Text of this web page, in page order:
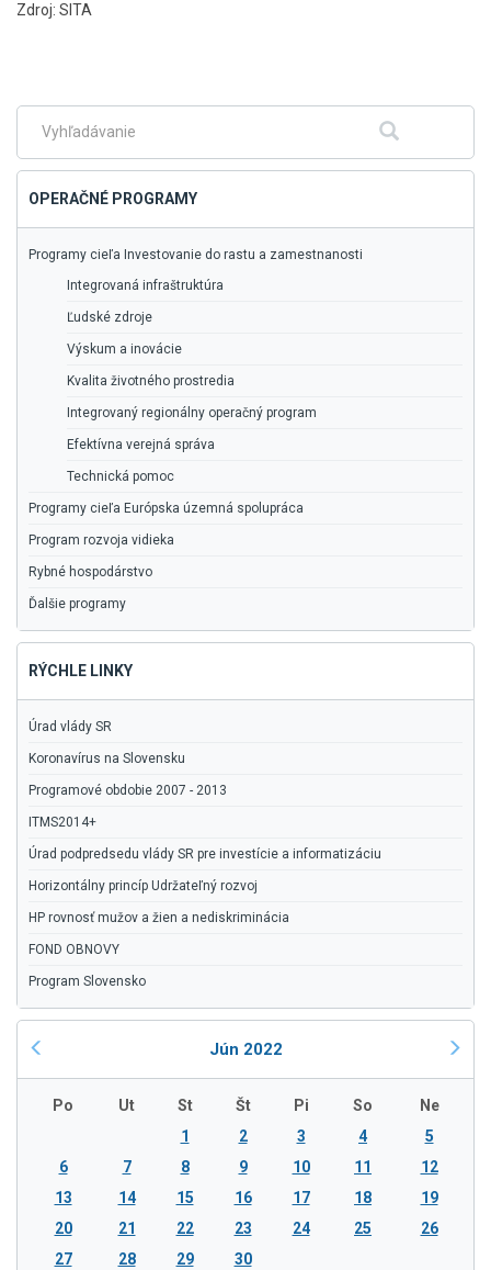
Zdroj: SITA
hlavné
menu
Fulltextové
Hľadať
OPERAČNÉ PROGRAMY
Programy cieľa Investovanie do rastu a zamestnanosti
Integrovaná infraštruktúra
Ľudské zdroje
Výskum a inovácie
Kvalita životného prostredia
Integrovaný regionálny operačný program
Efektívna verejná správa
Technická pomoc
Programy cieľa Európska územná spolupráca
Program rozvoja vidieka
Rybné hospodárstvo
Ďalšie programy
RÝCHLE LINKY
Úrad vlády SR
Koronavírus na Slovensku
Programové obdobie 2007 - 2013
ITMS2014+
Úrad podpredsedu vlády SR pre investície a informatizáciu
Horizontálny princíp Udržateľný rozvoj
HP rovnosť mužov a žien a nediskriminácia
FOND OBNOVY
Program Slovensko
Jún 2022
Po Ut St Št Pi So
Ne
1
2 3 4
5
6
7 8 9 10 11
12
13
14 15 16 17 18
19
20
21 22 23 24 25
26
27
28 29 30